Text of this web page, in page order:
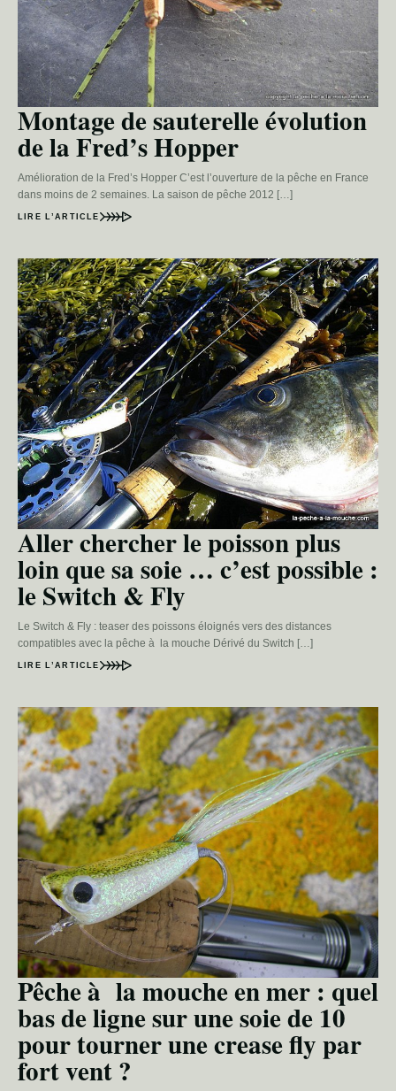
Montage de sauterelle évolution
de la Fred’s Hopper
Amélioration de la Fred’s Hopper C’est l’ouverture de la pêche en France
dans moins de 2 semaines. La saison de pêche 2012 […]
LIRE L’ARTICLE
Aller chercher le poisson plus
loin que sa soie … c’est possible :
le Switch & Fly
Le Switch & Fly : teaser des poissons éloignés vers des distances
compatibles avec la pêche à la mouche Dérivé du Switch […]
LIRE L’ARTICLE
Pêche à la mouche en mer : quel
bas de ligne sur une soie de 10
pour tourner une crease fly par
fort vent ?